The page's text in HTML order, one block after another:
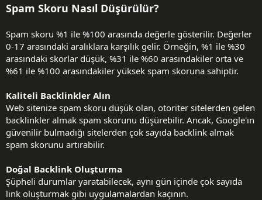
Spam Skoru Nasıl Düşürülür?
Spam skoru %1 ile %100 arasında değerle gösterilir. Değerler
0-17 arasındaki aralıklara karşılık gelir. Örneğin, %1 ile %30
arasındaki skorlar düşük, %31 ile %60 arasındakiler orta ve
%61 ile %100 arasındakiler yüksek spam skoruna sahiptir.
Kaliteli Backlinkler Alın
Web sitenize spam skoru düşük olan, otoriter sitelerden gelen
backlinkler almak spam skorunu düşürebilir. Ancak, Google'ın
güvenilir bulmadığı sitelerden çok sayıda backlink almak
spam skorunu artırabilir.
Doğal Backlink Oluşturma
Şüpheli durumlar yaratabilecek, aynı gün içinde çok sayıda
link oluşturmak gibi uygulamalardan kaçının.